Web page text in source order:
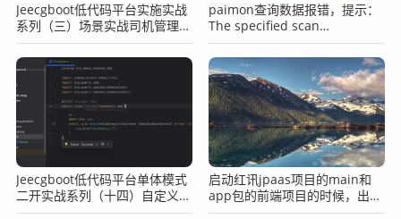
Jeecgboot低代码平台实施实战
系列（三）场景实战司机管理之
表单字段必填
paimon查询数据报错，提示：
The specified scan
snapshotId 15845 is out of
available snapshotId range
[17875, 178
Jeecgboot低代码平台单体模式
二开实战系列（十四）自定义开
发定时任务
启动红讯jpaas项目的main和
app包的前端项目的时候，出现
下载依赖错误怎么办？